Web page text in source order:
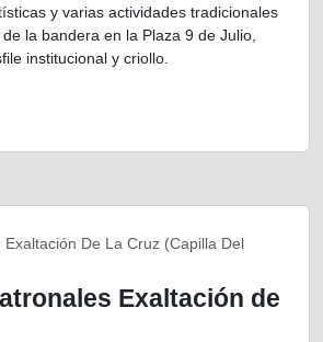
y varias actividades tradicionales
la bandera en la Plaza 9 de Julio,
institucional y criollo.
De La Cruz (Capilla Del
Exaltación de